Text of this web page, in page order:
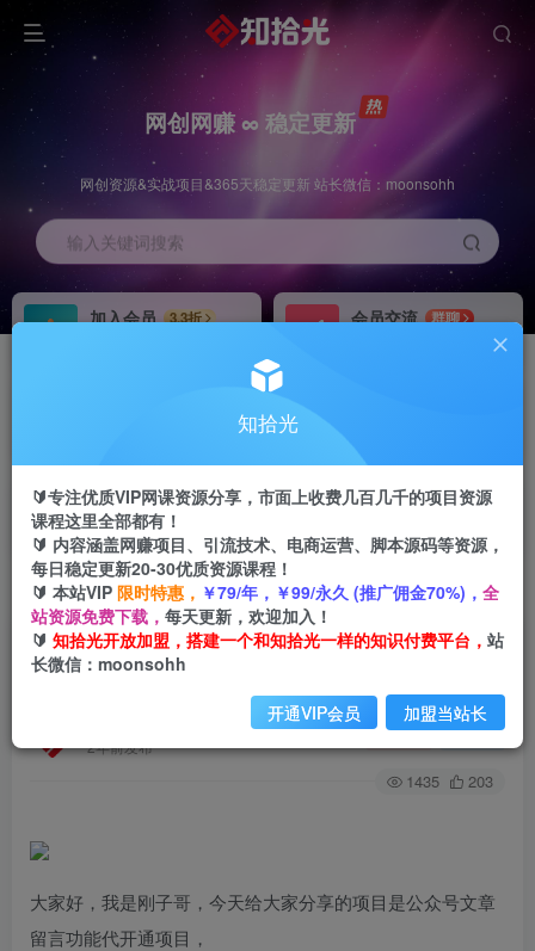
网创网赚 ∞ 稳定更新
网创资源&实战项目&365天稳定更新 站长微信：moonsohh
输入关键词搜索
加入会员
3.3折
会员交流
群聊
首页 创业课程 会员专属 正文
（6650期）外面卖2980的代开公众号留言功能技
术， 一单500-25000+，附超详细操作手册
2年前发布
关注 私信
1435 203
大家好，我是刚子哥，今天给大家分享的项目是公众号文章
留言功能代开通项目，
知拾光
🔰专注优质VIP网课资源分享，市面上收费几百几千的项目资源
课程这里全部都有！
🔰 内容涵盖网赚项目、引流技术、电商运营、脚本源码等资源，
每日稳定更新20-30优质资源课程！
🔰 本站VIP 限时特惠， ￥79/年，￥99/永久 (推广佣金70%)， 全
站资源免费下载， 每天更新，欢迎加入！
🔰 知拾光开放加盟，搭建一个和知拾光一样的知识付费平台， 站
长微信：moonsohh
开通VIP会员 加盟当站长